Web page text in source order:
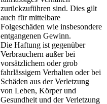
zurückzuführen sind. Dies gilt
auch für mittelbare
Folgeschäden wie insbesondere
entgangenen Gewinn.
Die Haftung ist gegenüber
Verbrauchern außer bei
vorsätzlichem oder grob
fahrlässigem Verhalten oder bei
Schäden aus der Verletzung
von Leben, Körper und
Gesundheit und der Verletzung